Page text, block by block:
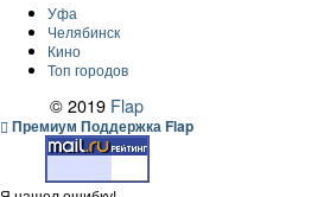
Уфа
Челябинск
Кино
Топ городов
© 2019 Flap
Премиум Поддержка Flap